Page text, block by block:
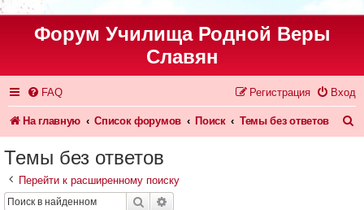
Форум Училища Родной Веры
Славян
FAQ Вход
Регистрация
На главную Список форумов Поиск Темы без ответов
Темы без ответов
Перейти к расширенному поиску
Поиск